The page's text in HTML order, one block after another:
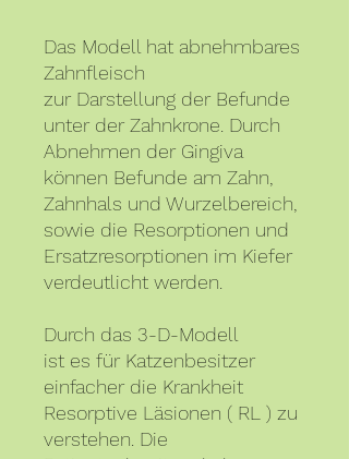
Das Modell hat abnehmbares
Zahnfleisch
zur Darstellung der Befunde
unter der Zahnkrone. Durch
Abnehmen der Gingiva
können Befunde am Zahn,
Zahnhals und Wurzelbereich,
sowie die Resorptionen und
Ersatzresorptionen im Kiefer
verdeutlicht werden.
Durch das 3-D-Modell
ist es für Katzenbesitzer
einfacher die Krankheit
Resorptive Läsionen ( RL ) zu
verstehen. Die